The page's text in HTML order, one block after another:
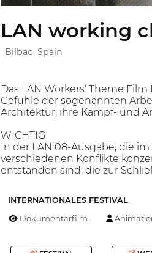
LAN working
Bilbao, Spain
Das LAN Workers' Theme
Gefühle der sogenannten
Architektur, ihre Kampf- und
WICHTIG
In der LAN 08-Ausgabe, die
verschiedenen Konflikte
entstanden sind, die zur
INTERNATIONALES FESTIVAL
Dokumentarfilm